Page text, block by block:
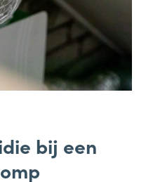
bij een